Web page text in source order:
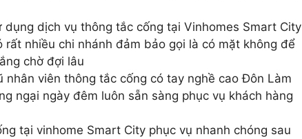
dịch vụ thông tắc cống tại Vinhomes Smart City
rất nhiều chi nhánh đảm bảo gọi là có mặt không để
chờ đợi lâu
nhân viên thông tắc cống có tay nghề cao Đôn Làm
ngại ngày đêm luôn sẵn sàng phục vụ khách hàng
tại vinhome Smart City phục vụ nhanh chóng sau